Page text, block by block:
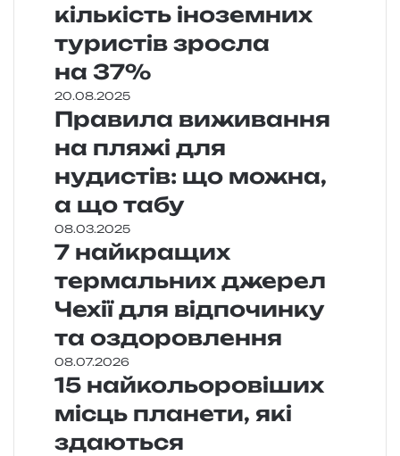
кількість іноземних
туристів зросла
на 37%
20.08.2025
Правила виживання
на пляжі для
нудистів: що можна,
а що табу
08.03.2025
7 найкращих
термальних джерел
Чехії для відпочинку
та оздоровлення
08.07.2026
15 найкольоровіших
місць планети, які
здаються